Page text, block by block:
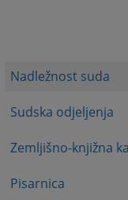
Nadležnost suda
Sudska odjeljenja
Zemljišno-knjižna
Pisarnica